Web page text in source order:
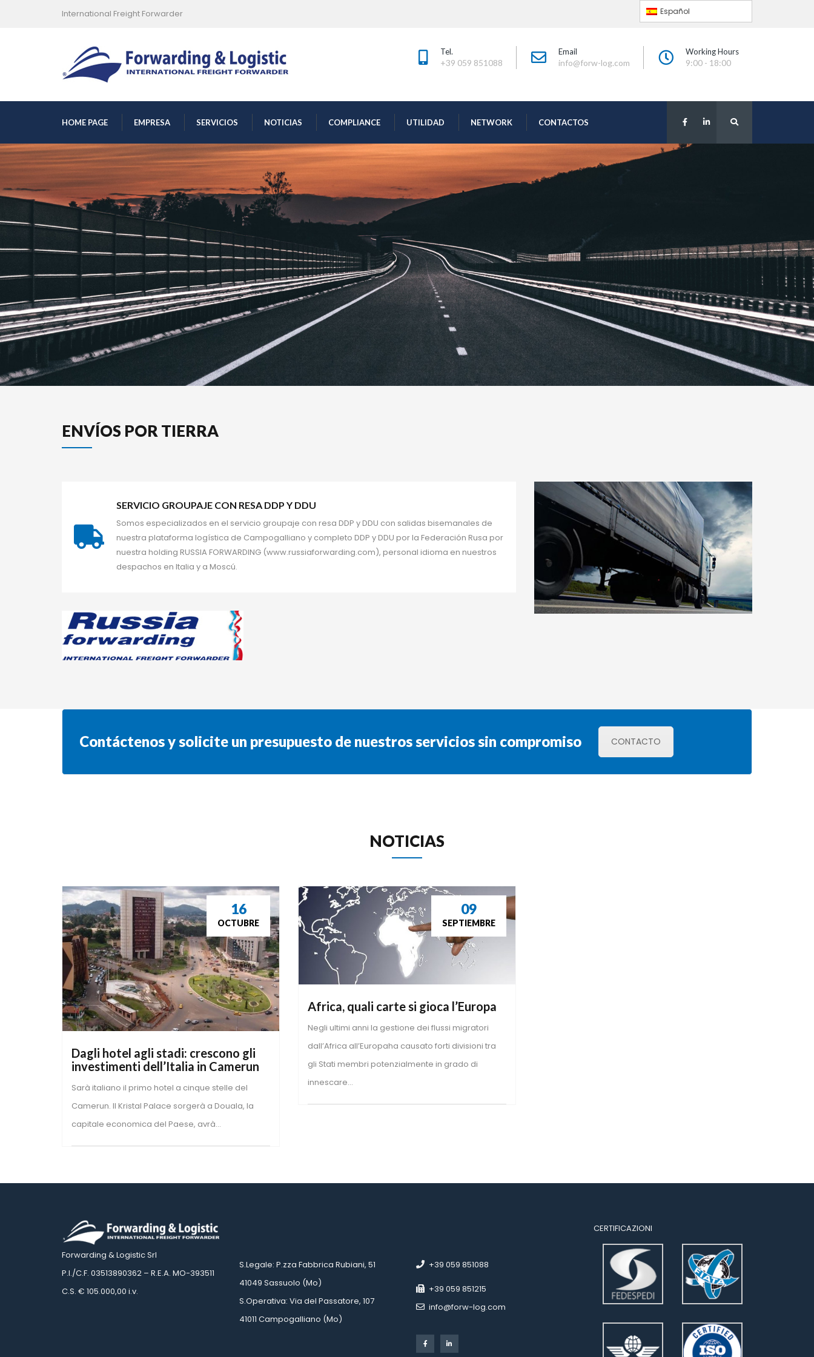
International Freight Forwarder Español
Tel.
+39 059 851088
Email
info@forw-log.com
Working Hour
9:00 - 18:00
HOME PAGE EMPRESA SERVICIOS NOTICIAS COMPLIANCE UTILIDAD NETWORK CONTACTOS
ENVÍOS POR TIERRA
SERVICIO GROUPAJE CON RESA DDP Y DDU
Somos especializados en el servicio groupaje con resa DDP y DDU con salidas bisemanales de
nuestra plataforma logística de Campogalliano y completo DDP y DDU por la Federación Rusa por
nuestra holding RUSSIA FORWARDING (www.russiaforwarding.com), personal idioma en nuestros
despachos en Italia y a Moscú.
Contáctenos y solicite un presupuesto de nuestros servicios sin compromiso CONTACTO
NOTICIAS
16
OCTUBRE
Dagli hotel agli stadi: crescono gli
investimenti dell’Italia in Camerun
Sarà italiano il primo hotel a cinque stelle del
Camerun. Il Kristal Palace sorgerà a Douala, la
capitale economica del Paese, avrà...
09
SEPTIEMBRE
Africa, quali carte si gioca l’Europa
Negli ultimi anni la gestione dei flussi migratori
dall’Africa all’Europaha causato forti divisioni tra
gli Stati membri potenzialmente in grado di
innescare...
Forwarding & Logistic Srl
P.I./C.F. 03513890362 – R.E.A. MO-393511
C.S. € 105.000,00 i.v.
S.Legale: P.zza Fabbrica Rubiani, 51
41049 Sassuolo (Mo)
S.Operativa: Via del Passatore, 107
41011 Campogalliano (Mo)
+39 059 851088
+39 059 851215
info@forw-log.com
CERTIFICAZIONI